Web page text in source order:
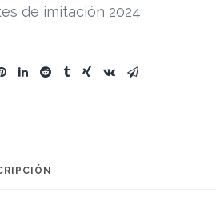
de imitación 2024